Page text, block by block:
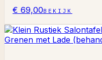
€ 69,00BEKIJK